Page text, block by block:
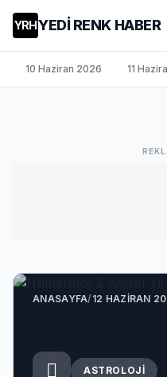
YRHYEDİ RENK HABER
10 Haziran 2026 11
ANASAYFA/12 HAZIRAN
ASTROLOJI